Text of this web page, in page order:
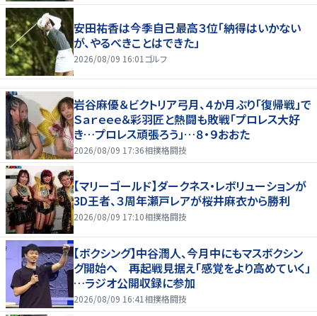
安田祐香は今季自己最高３位「納得はいかない
が、やるべきことはできた」
2026/08/09 16:01 ゴルフ
岩谷麻優＆ビクトリア弓月、４か月ぶり「復帰戦」で
Ｓａｒｅｅｅ＆彩羽匠と熱闘も敗戦「プロレス大好
き…プロレス頑張ろう」…８・９おおた
2026/08/09 17:36相撲格闘技
【マリーゴールド】ダークネス・レボリューションが
3D王者、３周年瀬戸レアが桜井麻衣から勝利
2026/08/09 17:10相撲格闘技
【ボクシング】中谷潤人、今月中にもマスボクシン
グ開始へ 再起戦見据え「感覚をより高めていく」
…ラジオ公開収録に参加
2026/08/09 16:41 相撲格闘技